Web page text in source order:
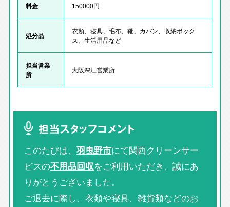
料金 150000円
処分品
衣類、寝具、毛布、靴、カバン、収納ボック
ス、生活用品など
担当営業
所
大阪深江営業所
担当スタッフコメント
このたびは、 羽曳野市にて関西クリーンサー
ビスの不用品回収をご利用いただき、誠にあ
りがとうございました。
ご退去に際し、衣類や寝具、雑貨類などのお